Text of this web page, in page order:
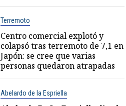
Terremoto
Centro comercial explotó y
colapsó tras terremoto de 7,1 en
Japón: se cree que varias
personas quedaron atrapadas
Abelardo de la Espriella